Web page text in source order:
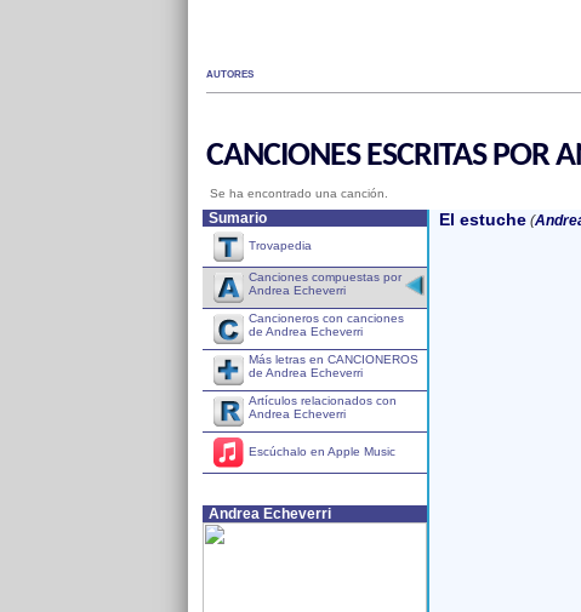
AUTORES
CANCIONES ESCRITAS POR
Se ha encontrado una canción.
Sumario
Trovapedia
Canciones compuestas por
Andrea Echeverri
Cancioneros con canciones
de Andrea Echeverri
Más letras en CANCIONEROS
de Andrea Echeverri
Artículos relacionados con
Andrea Echeverri
Escúchalo en Apple Music
Andrea Echeverri
El estuche (